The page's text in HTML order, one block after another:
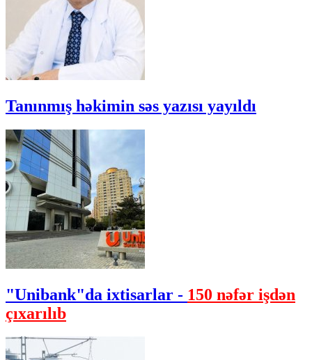
Tanınmış həkimin səs yazısı yayıldı
"Unibank"da ixtisarlar - 150 nəfər işdən
çıxarılıb